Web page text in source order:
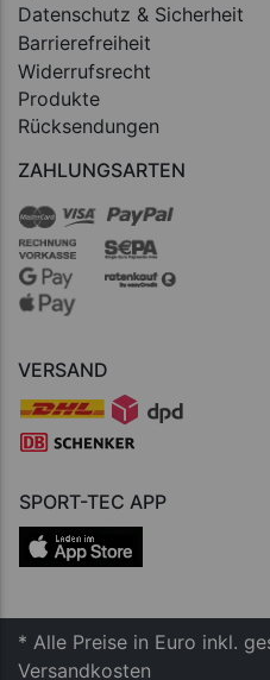
Datenschutz & Sicherheit
Barrierefreiheit
Widerrufsrecht
Produkte
Rücksendungen
ZAHLUNGSARTEN
VERSAND
SPORT-TEC APP
* Alle Preise in Euro inkl.
Versandkosten